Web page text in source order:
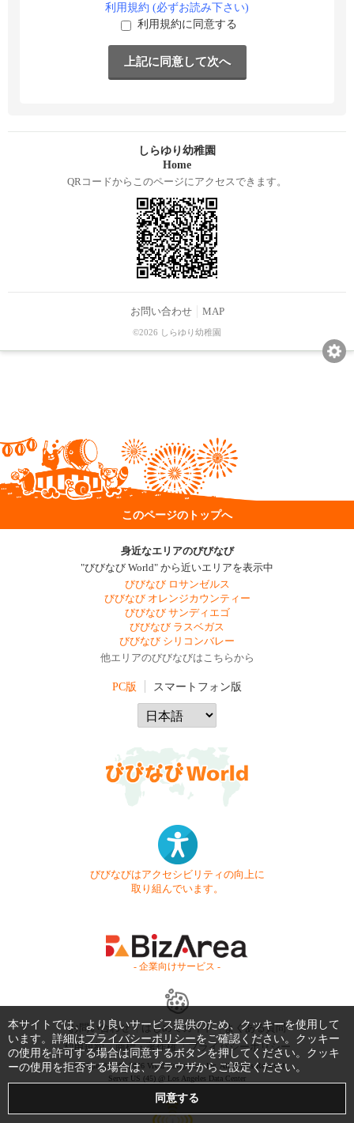
利用規約 (必ずお読み下さい)
利用規約に同意する
しらゆり幼稚園
Home
QRコードからこのページにアクセスできます。
お問い合わせ MAP
©2026 しらゆり幼稚園
このページのトップへ
身近なエリアのびびなび
"びびなび World" から近いエリアを表示中
びびなび ロサンゼルス
びびなび オレンジカウンティー
びびなび サンディエゴ
びびなび ラスベガス
びびなび シリコンバレー
他エリアのびびなびはこちらから
PC版 スマートフォン版
びびなびはアクセシビリティの向上に
取り組んでいます。
- 企業向けサービス -
お問い合わせ はじめてガイド
よくある質問
利用規約
商標・著作権 プライバシーポリシー
Copyright © 1999-2026 Vivid Navigation, Inc. All Rights Reserved.
Server US (45) @ Los Angeles Data Center
本サイトでは、より良いサービス提供のため、クッキーを使用して
います。詳細はプライバシーポリシーをご確認ください。クッキー
の使用を許可する場合は同意するボタンを押してください。クッキ
ーの使用を拒否する場合は、ブラウザからご設定ください。